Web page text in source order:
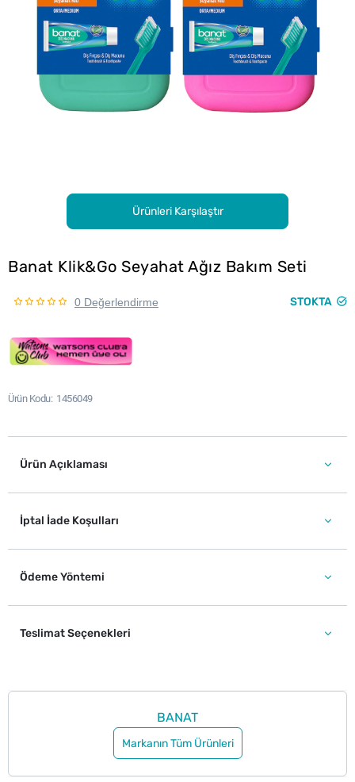
Ürünleri Karşılaştır
Banat Klik&Go Seyahat Ağız Bakım Seti
0 Değerlendirme STOKTA
Ürün Kodu 1456049
Ürün Açıklaması
İptal İade Koşulları
Ödeme Yöntemi
Teslimat Seçenekleri
BANAT
Markanın Tüm Ürünleri